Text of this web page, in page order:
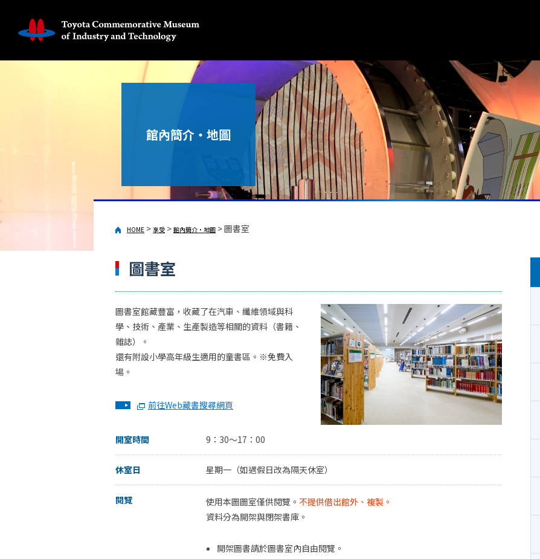
館內簡介・地圖
HOME > 享受 > 館內簡介・地圖 >圖書室
圖書室
圖書室館藏豐富，收藏了在汽車、纖維領域與科
學、技術、產業、生產製造等相關的資料（書籍、
雜誌）。
還有附設小學高年級生適用的童書區。※免費入
場。
前往Web藏書搜尋網頁
開室時間 9：30～17：00
休室日 星期一（如遇假日改為隔天休室）
閱覽 使用本圖圖室僅供閱覽。 不提供借出館外、複製。
資料分為開架與閉架書庫。
開架圖書請於圖書室內自由閱覽。